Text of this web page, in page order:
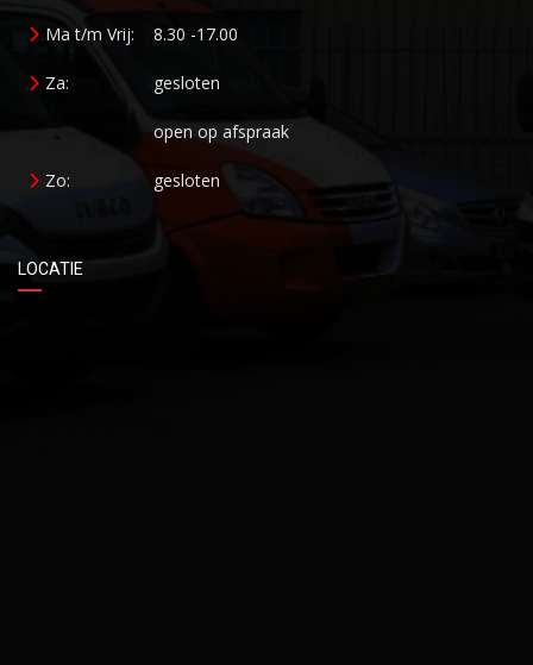
Ma t/m Vrij: 8.30 -17.00
Za: gesloten
open op afspraak
Zo: gesloten
LOCATIE